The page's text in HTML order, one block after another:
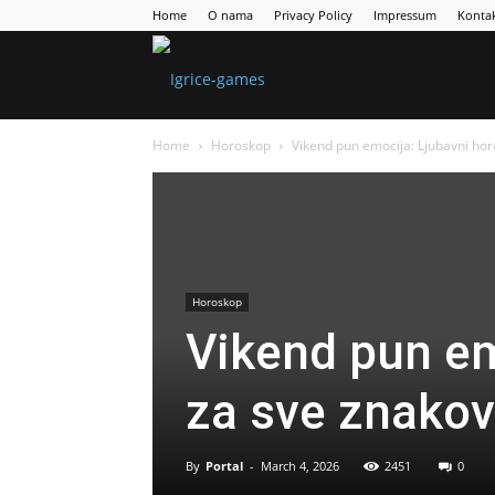
Home O nama Privacy Policy Impressum
Home Horoskop Vikend pun emocija: Ljubavni
Horoskop
Vikend pun
za sve
By Portal - March 4, 2026 2451 0